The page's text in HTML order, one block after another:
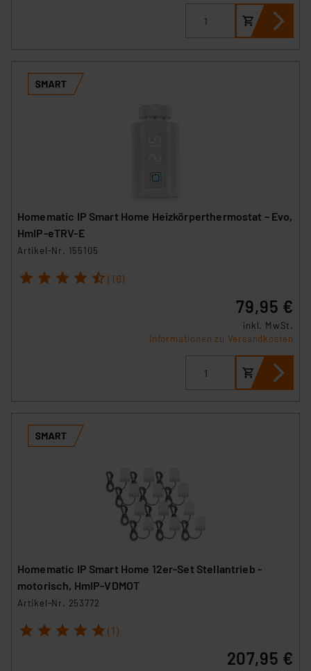
Homematic IP Smart Home Heizkörperthermostat – Evo,
HmIP-eTRV-E
Artikel-Nr. 155105
1 2 3 4 5 (16)
79,95 €
inkl. MwSt.
Informationen zu Versandkosten
Homematic IP Smart Home 12er-Set Stellantrieb -
motorisch, HmIP-VDMOT
Artikel-Nr. 253772
1 2 3 4 5 (1)
207,95 €